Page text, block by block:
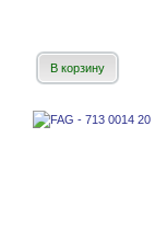
В корзину